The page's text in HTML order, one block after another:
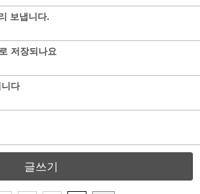
보냅니다.
저장되나요
다
글쓰기